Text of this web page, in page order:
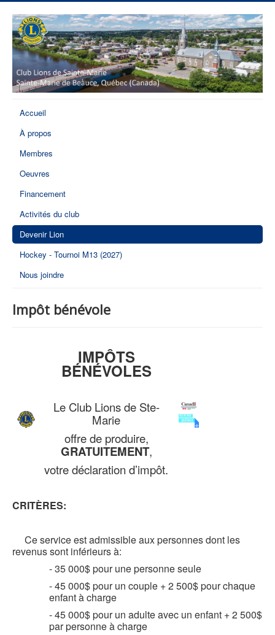
Accueil
À propos
Membres
Oeuvres
Financement
Activités du club
Devenir Lion
Hockey - Tournoi M13 (2027)
Nous joindre
Impôt bénévole
IMPÔTS
BÉNÉVOLES
Le Club Lions de Ste-
Marie
offre de produire,
GRATUITEMENT,
votre déclaration d’impôt.
CRITÈRES:
Ce service est admissible aux personnes dont les
revenus sont inférieurs à:
- 35 000$ pour une personne seule
- 45 000$ pour un couple + 2 500$ pour chaque
enfant à charge
- 45 000$ pour un adulte avec un enfant + 2 500$
par personne à charge